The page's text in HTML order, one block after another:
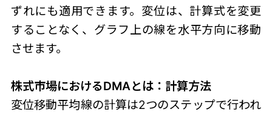
ずれにも適用できます。変位は、計算式を変更
することなく、グラフ上の線を水平方向に移動
させます。
株式市場におけるDMAとは： 計算方法
変位移動平均線の計算は2つのステップで行われ